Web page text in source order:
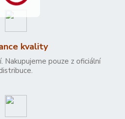
kvality
Nakupujeme pouze z oficiální